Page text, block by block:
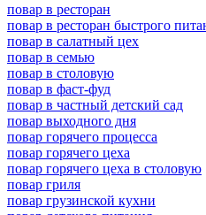
повар в ресторан
повар в ресторан быстрого
повар в салатный цех
повар в семью
повар в столовую
повар в фаст-фуд
повар в частный детский сад
повар выходного дня
повар горячего процесса
повар горячего цеха
повар горячего цеха в столовую
повар гриля
повар грузинской кухни